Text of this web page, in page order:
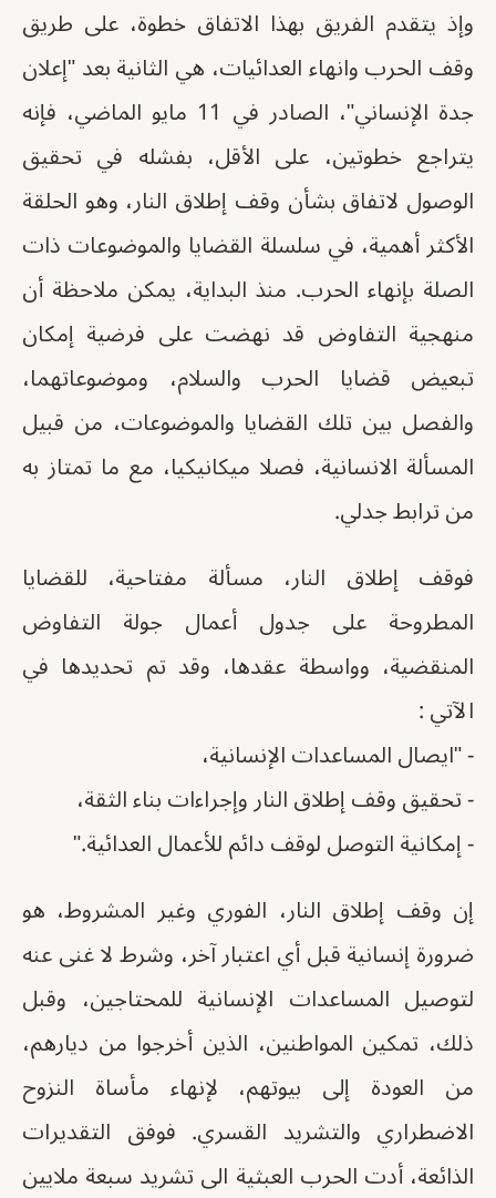
وإذ يتقدم الفريق بهذا الاتفاق خطوة، على طريق
وقف الحرب وانهاء العدائيات، هي الثانية بعد "إعلان
جدة الإنساني"، الصادر في 11 مايو الماضي، فإنه
يتراجع خطوتين، على الأقل، بفشله في تحقيق
الوصول لاتفاق بشأن وقف إطلاق النار، وهو الحلقة
الأكثر أهمية، في سلسلة القضايا والموضوعات ذات
الصلة بإنهاء الحرب. منذ البداية، يمكن ملاحظة أن
منهجية التفاوض قد نهضت على فرضية إمكان
تبعيض قضايا الحرب والسلام، وموضوعاتهما،
والفصل بين تلك القضايا والموضوعات، من قبيل
المسألة الانسانية، فصلا ميكانيكيا، مع ما تمتاز به
من ترابط جدلي.
فوقف إطلاق النار، مسألة مفتاحية، للقضايا
المطروحة على جدول أعمال جولة التفاوض
المنقضية، وواسطة عقدها، وقد تم تحديدها في
الآتي :
- "ايصال المساعدات الإنسانية،
- تحقيق وقف إطلاق النار وإجراءات بناء الثقة،
- إمكانية التوصل لوقف دائم للأعمال العدائية."
إن وقف إطلاق النار، الفوري وغير المشروط، هو
ضرورة إنسانية قبل أي اعتبار آخر، وشرط لا غنى عنه
لتوصيل المساعدات الإنسانية للمحتاجين، وقبل
ذلك، تمكين المواطنين، الذين أخرجوا من ديارهم،
من العودة إلى بيوتهم، لإنهاء مأساة النزوح
الاضطراري والتشريد القسري. فوفق التقديرات
الذائعة، أدت الحرب العبثية الى تشريد سبعة ملايين